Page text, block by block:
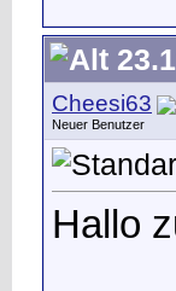
Cheesi63
Neuer Benutzer
Hallo